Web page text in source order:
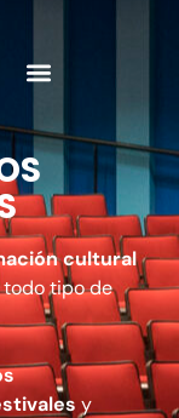
cultural
tipo de
y